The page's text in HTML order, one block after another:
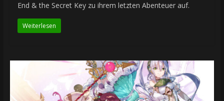
End & the Secret Key zu ihrem letzten Abenteuer auf.
Weiterlesen